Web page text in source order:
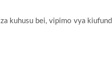
kuhusu bei, vipimo vya